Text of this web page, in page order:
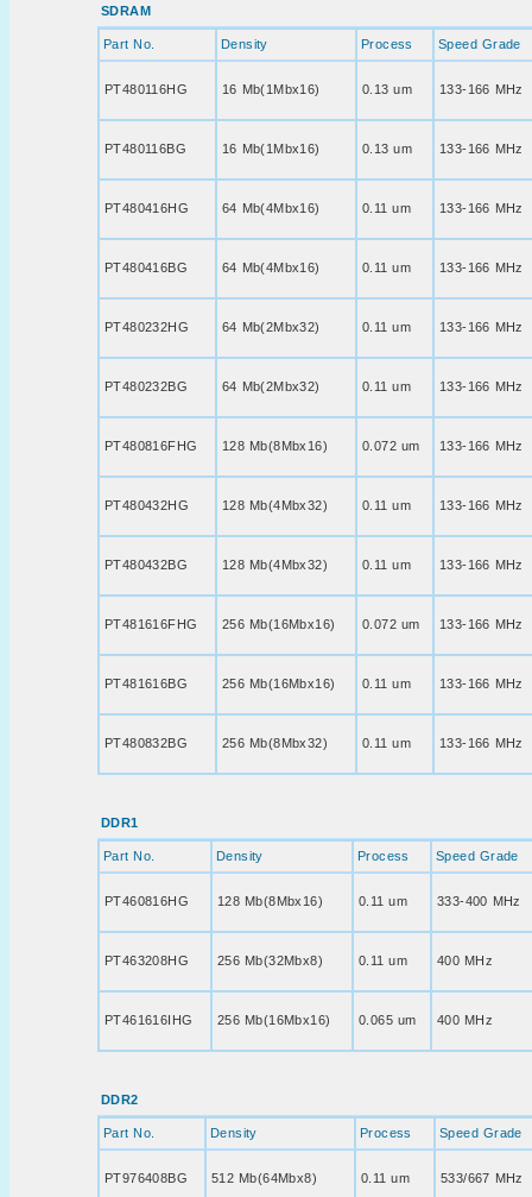
SDRAM
Part No. Density Process Speed Grade
PT480116HG 16 Mb(1Mbx16) 0.13 um 133-166 MHz
PT480116BG 16 Mb(1Mbx16) 0.13 um 133-166 MHz
PT480416HG 64 Mb(4Mbx16) 0.11 um 133-166 MHz
PT480416BG 64 Mb(4Mbx16) 0.11 um 133-166 MHz
PT480232HG 64 Mb(2Mbx32) 0.11 um 133-166 MHz
PT480232BG 64 Mb(2Mbx32) 0.11 um 133-166 MHz
PT480816FHG 128 Mb(8Mbx16) 0.072 um 133-166 MHz
PT480432HG 128 Mb(4Mbx32) 0.11 um 133-166 MHz
PT480432BG 128 Mb(4Mbx32) 0.11 um 133-166 MHz
PT481616FHG 256 Mb(16Mbx16) 0.072 um 133-166 MHz
PT481616BG 256 Mb(16Mbx16) 0.11 um 133-166 MHz
PT480832BG 256 Mb(8Mbx32) 0.11 um 133-166 MHz
DDR1
Part No. Density Process Speed Grade
PT460816HG 128 Mb(8Mbx16) 0.11 um 333-400 MHz
PT463208HG 256 Mb(32Mbx8) 0.11 um 400 MHz
PT461616IHG 256 Mb(16Mbx16) 0.065 um 400 MHz
DDR2
Part No. Density Process Speed Grade
PT976408BG 512 Mb(64Mbx8) 0.11 um 533/667 MHz